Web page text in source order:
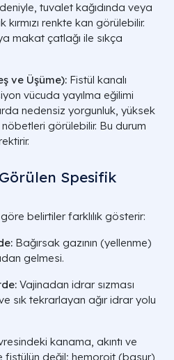
tuvalet kağıdında veya
kırmızı renkte kan görülebilir.
makat çatlağı ile sıkça
ve Üşüme): Fistül kanalı
vücuda yayılma eğilimi
nedensiz yorgunluk, yüksek
görülebilir. Bu durum
Spesifik
belirtiler farklılık gösterir:
Bağırsak gazının (yellenme)
gelmesi.
Vajinadan idrar sızması
sık tekrarlayan ağır idrar yolu
kanama, akıntı ve
değil; hemoroit (basur),